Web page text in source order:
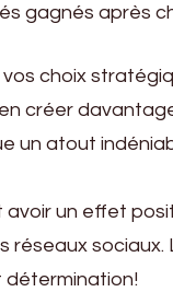
gagnés après
choix
créer
un atout
un effet
réseaux
détermination!